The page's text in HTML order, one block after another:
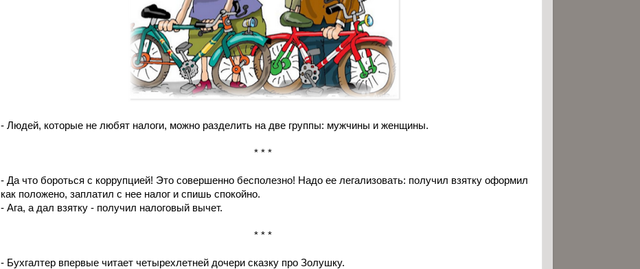
- Людей, которые не любят налоги, можно разделить на две группы: мужчины и женщины.
* * *
- Да что бороться с коррупцией! Это совершенно бесполезно! Надо ее легализовать: получил взятку оформил
как положено, заплатил с нее налог и спишь спокойно.
- Ага, а дал взятку - получил налоговый вычет.
* * *
- Бухгалтер впервые читает четырехлетней дочери сказку про Золушку.